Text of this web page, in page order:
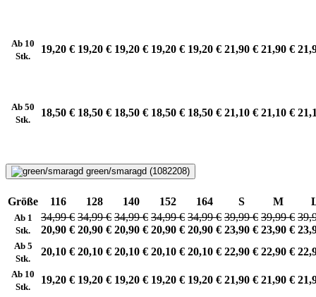
Ab 10
Stk.
19,20 € 19,20 € 19,20 € 19,20 € 19,20 € 21,90 € 21,90 €
Ab 50
Stk.
18,50 € 18,50 € 18,50 € 18,50 € 18,50 € 21,10 € 21,10 €
green/smaragd (1082208)
Größe 116 128 140 152 164 S M
Ab 1
Stk.
34,99 €
20,90 €
34,99 €
20,90 €
34,99 €
20,90 €
34,99 €
20,90 €
34,99 €
20,90 €
39,99 €
23,90 €
39,99 €
23,90 €
Ab 5
Stk.
20,10 € 20,10 € 20,10 € 20,10 € 20,10 € 22,90 € 22,90 €
Ab 10
Stk.
19,20 € 19,20 € 19,20 € 19,20 € 19,20 € 21,90 € 21,90 €